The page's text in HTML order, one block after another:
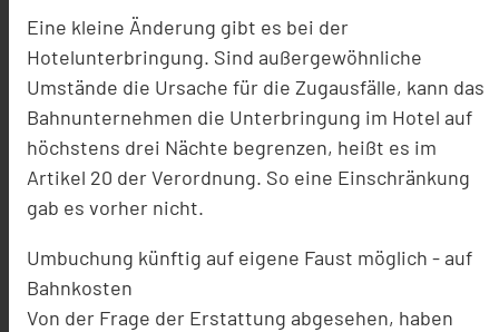
Eine kleine Änderung gibt es bei der
Hotelunterbringung. Sind außergewöhnliche
Umstände die Ursache für die Zugausfälle, kann das
Bahnunternehmen die Unterbringung im Hotel auf
höchstens drei Nächte begrenzen, heißt es im
Artikel 20 der Verordnung. So eine Einschränkung
gab es vorher nicht.
Umbuchung künftig auf eigene Faust möglich - auf
Bahnkosten
Von der Frage der Erstattung abgesehen, haben